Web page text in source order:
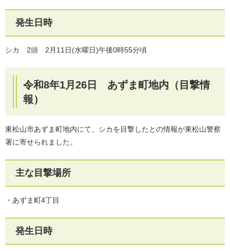
発生日時
シカ 2頭 2月11日(水曜日)午後0時55分頃
令和8年1月26日 あずま町地内（目撃情
報）
東松山市あずま町地内にて、シカを目撃したとの情報が東松山警察
署に寄せられました。
主な目撃場所
・あずま町4丁目
発生日時